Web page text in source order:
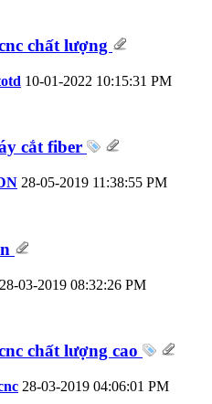
chất lượng
10-01-2022 10:15:31 PM
cắt fiber
28-05-2019 11:38:55 PM
28-03-2019 08:32:26 PM
chất lượng cao
28-03-2019 04:06:01 PM